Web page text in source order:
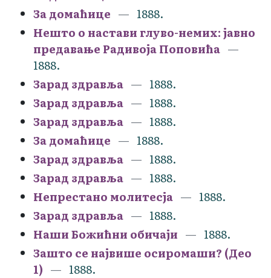
За домаћице
1888.
Нешто о настави глуво-немих: јавно
предавање Радивоја Поповића
1888.
Зарад здравља
1888.
Зарад здравља
1888.
Зарад здравља
1888.
За домаћице
1888.
Зарад здравља
1888.
Зарад здравља
1888.
Непрестано молитесја
1888.
Зарад здравља
1888.
Наши Божићни обичаји
1888.
Зашто се највише осиромаши? (Део
1)
1888.